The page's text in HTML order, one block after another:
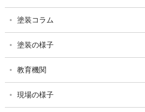
塗装コラム
塗装の様子
教育機関
現場の様子